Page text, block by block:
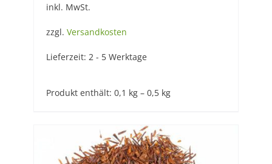
inkl. MwSt.
zzgl. Versandkosten
Lieferzeit: 2 - 5 Werktage
Produkt enthält: 0,1 kg – 0,5 kg